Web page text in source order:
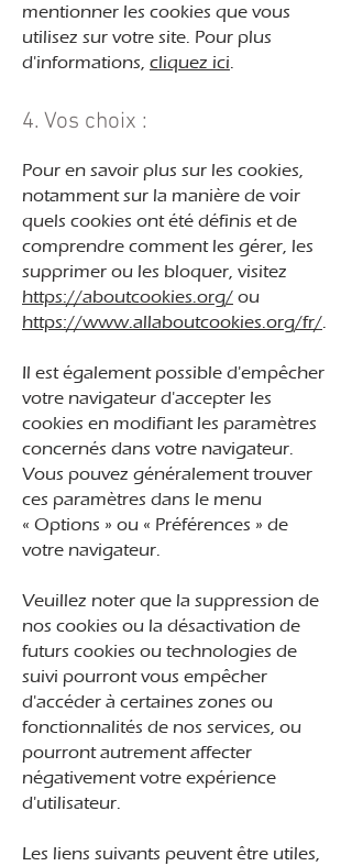
mentionner les cookies que vous
utilisez sur votre site. Pour plus
d'informations, cliquez ici.
4. Vos choix :
Pour en savoir plus sur les cookies,
notamment sur la manière de voir
quels cookies ont été définis et de
comprendre comment les gérer, les
supprimer ou les bloquer, visitez
https://aboutcookies.org/ ou
https://www.allaboutcookies.org/fr/.
Il est également possible d'empêcher
votre navigateur d'accepter les
cookies en modifiant les paramètres
concernés dans votre navigateur.
Vous pouvez généralement trouver
ces paramètres dans le menu
« Options » ou « Préférences » de
votre navigateur.
Veuillez noter que la suppression de
nos cookies ou la désactivation de
futurs cookies ou technologies de
suivi pourront vous empêcher
d'accéder à certaines zones ou
fonctionnalités de nos services, ou
pourront autrement affecter
négativement votre expérience
d'utilisateur.
Les liens suivants peuvent être utiles,